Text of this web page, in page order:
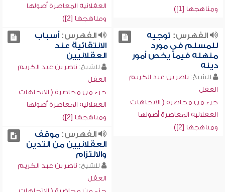
ومناهجها [1])
العقلانية المعاصرة أصولها
ومناهجها [2])
الفهرس: توجيه
للمسلم في مورد
منهله فيما يخص أمور
دينه
للشيخ: ناصر بن عبد الكريم
العقل
جزء من محاضرة ( الاتجاهات
العقلانية المعاصرة أصولها
ومناهجها [2])
الفهرس:أسباب
الانتقائية عند
العقلانيين
للشيخ: ناصر بن عبد الكريم
العقل
جزء من محاضرة ( الاتجاهات
العقلانية المعاصرة أصولها
ومناهجها [2])
الفهرس:موقف
العقلانيين من التدين
والالتزام
للشيخ: ناصر بن عبد الكريم
العقل